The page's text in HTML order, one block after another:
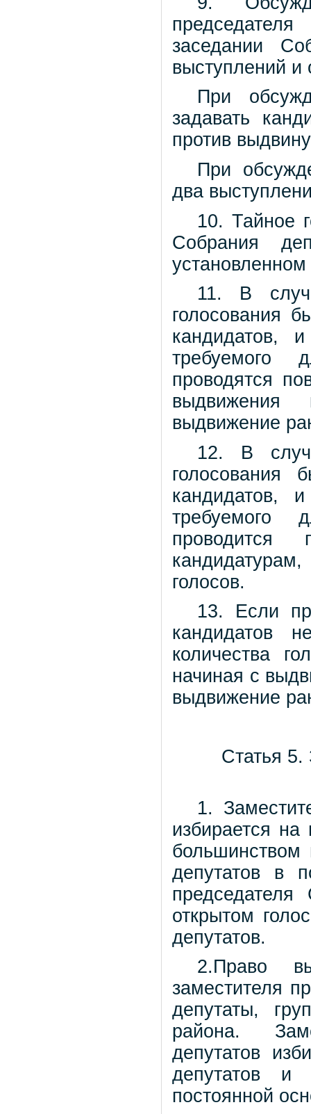
заседании
выступлений и
При
задавать
против
При
два
10. Тайное
Собрания
11. В
голосования
кандидатов,
требуемого
проводятся
выдвижения
выдвижение
12. В
голосования
кандидатов,
требуемого
проводится
голосов.
13. Если
кандидатов
количества
начиная с
выдвижение
Статья 5.
1.
избирается
большинством
депутатов в
открытом
депутатов.
2.Право
заместителя
депутаты,
района.
депутатов
депутатов и
постоянной